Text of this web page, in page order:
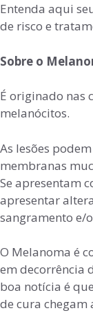
Entenda aqui
de risco e
Sobre o
É originado nas
melanócitos.
As lesões
membranas
Se apresentam
apresentar
sangramento e/
O Melanoma é
em decorrência
boa notícia é
de cura chegam